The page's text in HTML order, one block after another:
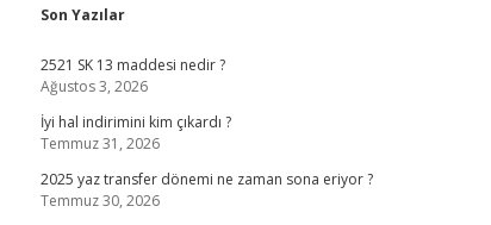
Sidebar
Son Yazılar
2521 SK 13 maddesi nedir ?
Ağustos 3, 2026
İyi hal indirimini kim çıkardı ?
Temmuz 31, 2026
2025 yaz transfer dönemi ne zaman sona eriyor ?
Temmuz 30, 2026